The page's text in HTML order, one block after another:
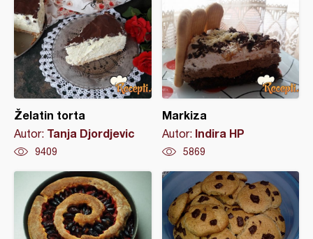
Želatin torta
Autor: Tanja Djordjevic
9409
Markiza
Autor: Indira HP
5869